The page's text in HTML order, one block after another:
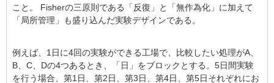
o
k
こと。 Fisherの三原則である「反復」と「無作為化」に加えて
「局所管理」も盛り込んだ実験デザインである。
例えば、1日に4回の実験ができる工場で、比較したい処理がA、
B、C、Dの4つあるとき、「日」をブロックとする。5日間実験
を行う場合、第1日、第2日、第3日、第4日、第5日それぞれにお